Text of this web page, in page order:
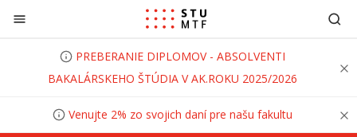
Prejsť na obsah
PREBERANIE DIPLOMOV - ABSOLVENTI
BAKALÁRSKEHO ŠTÚDIA V AK.ROKU 2025/2026
Venujte 2% zo svojich daní pre našu fakultu